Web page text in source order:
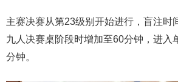
主赛决赛从第23级别开始进行，盲注时
九人决赛桌阶段时增加至60分钟，进入
分钟。